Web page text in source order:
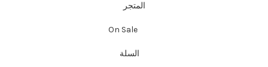
المتجر
On Sale
السلة